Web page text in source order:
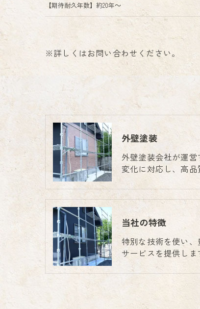
【期待耐久年数】約20年～
※詳しくはお問い合わせください。
外壁塗装
外壁塗装会社が運
変化に対応し、高
当社の特徴
特別な技術を使い
サービスを提供し